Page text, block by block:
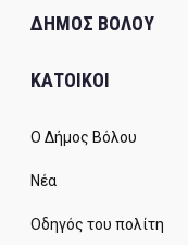
ΔΗΜΟΣ ΒΟΛΟΥ
ΚΑΤΟΙΚΟΙ
Ο Δήμος Βόλου
Νέα
Οδηγός του πολίτη